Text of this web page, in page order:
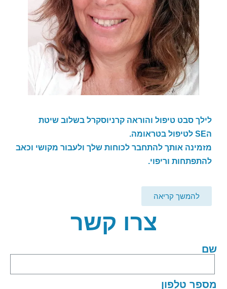
לילך סבט טיפול והוראה קרניוסקרל בשלוב שיטת
הSE לטיפול בטראומה.
מזמינה אותך להתחבר לכוחות שלך ולעבור מקושי וכאב
להתפתחות וריפוי.
להמשך קריאה
צרו קשר
שם
מספר טלפון